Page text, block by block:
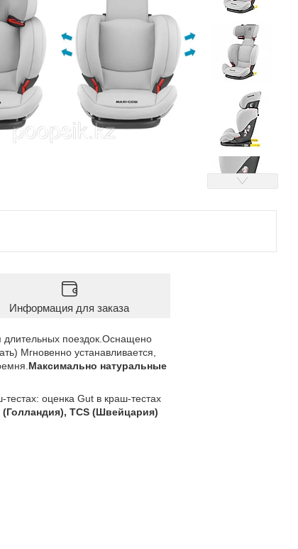
Информация для заказа
длительных поездок.Оснащено
Мгновенно устанавливается,
Максимально натуральные
оценка Gut в краш-тестах
TCS (Швейцария)